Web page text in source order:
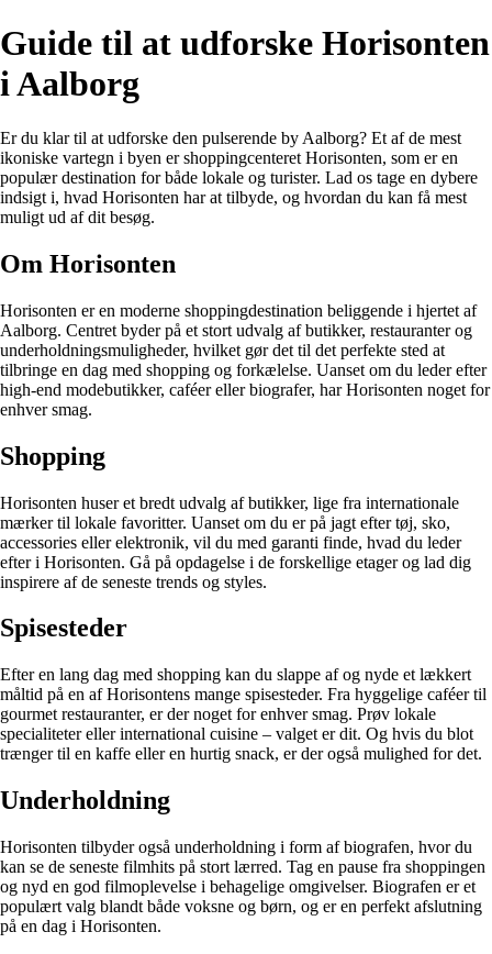
Guide til at udforske Horisonten
i Aalborg
Er du klar til at udforske den pulserende by Aalborg? Et af de mest
ikoniske vartegn i byen er shoppingcenteret Horisonten, som er en
populær destination for både lokale og turister. Lad os tage en dybere
indsigt i, hvad Horisonten har at tilbyde, og hvordan du kan få mest
muligt ud af dit besøg.
Om Horisonten
Horisonten er en moderne shoppingdestination beliggende i hjertet af
Aalborg. Centret byder på et stort udvalg af butikker, restauranter og
underholdningsmuligheder, hvilket gør det til det perfekte sted at
tilbringe en dag med shopping og forkælelse. Uanset om du leder efter
high-end modebutikker, caféer eller biografer, har Horisonten noget for
enhver smag.
Shopping
Horisonten huser et bredt udvalg af butikker, lige fra internationale
mærker til lokale favoritter. Uanset om du er på jagt efter tøj, sko,
accessories eller elektronik, vil du med garanti finde, hvad du leder
efter i Horisonten. Gå på opdagelse i de forskellige etager og lad dig
inspirere af de seneste trends og styles.
Spisesteder
Efter en lang dag med shopping kan du slappe af og nyde et lækkert
måltid på en af Horisontens mange spisesteder. Fra hyggelige caféer til
gourmet restauranter, er der noget for enhver smag. Prøv lokale
specialiteter eller international cuisine – valget er dit. Og hvis du blot
trænger til en kaffe eller en hurtig snack, er der også mulighed for det.
Underholdning
Horisonten tilbyder også underholdning i form af biografen, hvor du
kan se de seneste filmhits på stort lærred. Tag en pause fra shoppingen
og nyd en god filmoplevelse i behagelige omgivelser. Biografen er et
populært valg blandt både voksne og børn, og er en perfekt afslutning
på en dag i Horisonten.